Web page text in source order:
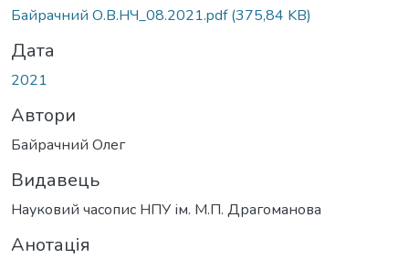
Байрачний О.В.НЧ_08.2021.pdf(375,84 KB)
Дата
2021
Автори
Байрачний Олег
Видавець
Науковий часопис НПУ ім. М.П. Драгоманова
Анотація